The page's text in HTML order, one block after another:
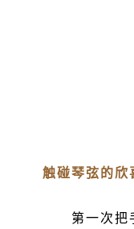
触碰琴弦的欣
第一次把